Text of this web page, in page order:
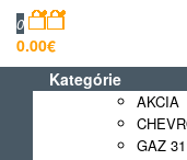
0
0.00€
Kategórie
AKCIA
GAZ